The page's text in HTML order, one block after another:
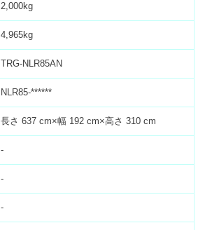
2,000kg
4,965kg
TRG-NLR85AN
NLR85-******
長さ 637 cm×幅 192 cm×高さ 310 cm
-
-
-